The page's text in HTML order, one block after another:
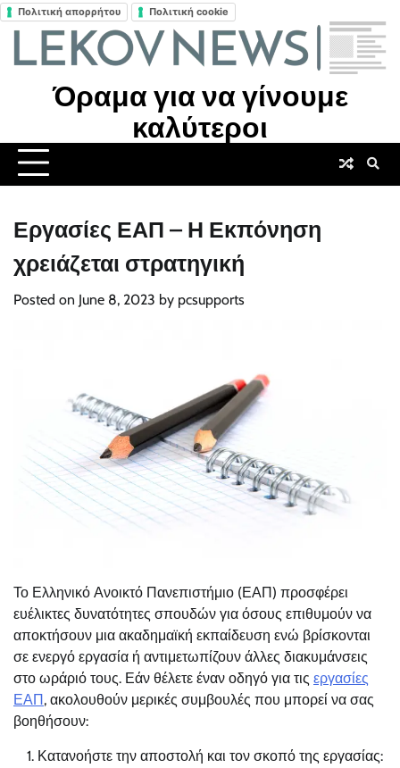
Πολιτική απορρήτου Πολιτική cookie
Skip
Όραμα για να γίνουμε
καλύτεροι
Εργασίες ΕΑΠ – Η Εκπόνηση
χρειάζεται στρατηγική
Posted on June 8, 2023 by pcsupports
Το Ελληνικό Ανοικτό Πανεπιστήμιο (ΕΑΠ) προσφέρει
ευέλικτες δυνατότητες σπουδών για όσους επιθυμούν να
αποκτήσουν μια ακαδημαϊκή εκπαίδευση ενώ βρίσκονται
σε ενεργό εργασία ή αντιμετωπίζουν άλλες διακυμάνσεις
στο ωράριό τους. Εάν θέλετε έναν οδηγό για τις εργασίες
ΕΑΠ , ακολουθούν μερικές συμβουλές που μπορεί να σας
βοηθήσουν:
Κατανοήστε την αποστολή και τον σκοπό της εργασίας: